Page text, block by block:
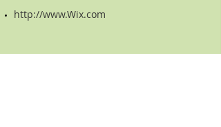
http://www.Wix.com